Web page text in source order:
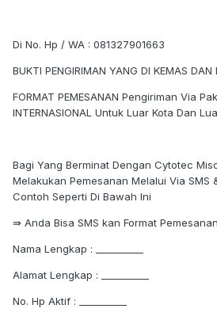
Di No. Hp / WA : 081327901663
BUKTI PENGIRIMAN YANG DI KEMAS DAN
FORMAT PEMESANAN Pengiriman Via
INTERNASIONAL Untuk Luar Kota Dan
Bagi Yang Berminat Dengan Cytotec
Melakukan Pemesanan Melalui Via SMS
Contoh Seperti Di Bawah Ini
⇛ Anda Bisa SMS kan Format
Nama Lengkap : __________
Alamat Lengkap : __________
No. Hp Aktif : __________